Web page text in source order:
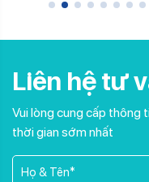
Liên hệ tư
Vui lòng cung cấp thông
thời gian sớm nhất